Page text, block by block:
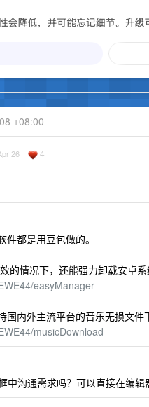
+08:00
26 4
都是用豆包做的。
的情况下，还能强力卸载安卓系
easyManager
国内外主流平台的音乐无损文件
musicDownload
中沟通需求吗？可以直接在编